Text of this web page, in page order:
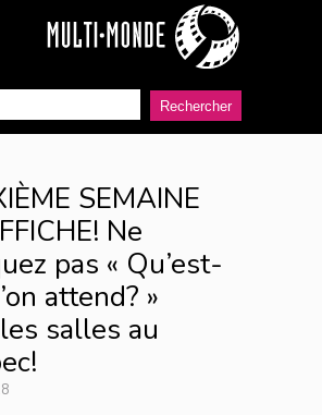
SEMAINE
Ne
pas « Qu’est-
attend? »
salles au